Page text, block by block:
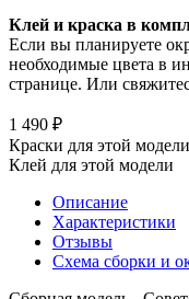
Клей и краска в
Если вы планируете
необходимые цвета в
странице. Или
1 490 ₽
Краски для этой модели
Клей для этой модели
Описание
Характеристики
Отзывы
Схема сборки и